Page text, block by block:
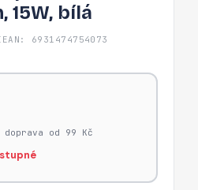
15W, bílá
EAN: 6931474754073
doprava od 99 Kč